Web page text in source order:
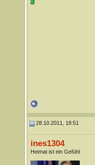
28.10.2011, 18:51
ines1304
Heimat ist ein Gefühl